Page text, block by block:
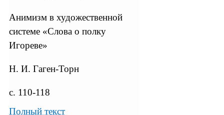
Анимизм в художественной
системе «Слова о полку
Игореве»
Н. И. Гаген-Торн
с. 110-118
Полный текст